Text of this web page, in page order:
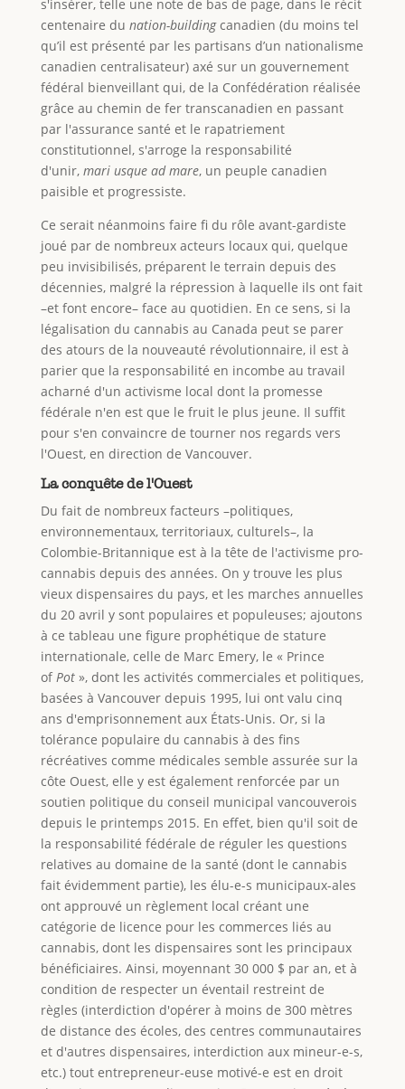
s'insérer, telle une note de bas de page, dans le récit
centenaire du nation-buildingcanadien (du moins tel
qu’il est présenté par les partisans d’un nationalisme
canadien centralisateur) axé sur un gouvernement
fédéral bienveillant qui, de la Confédération réalisée
grâce au chemin de fer transcanadien en passant
par l'assurance santé et le rapatriement
constitutionnel, s'arroge la responsabilité
d'unir, mari usque ad mare, un peuple canadien
paisible et progressiste.
Ce serait néanmoins faire fi du rôle avant-gardiste
joué par de nombreux acteurs locaux qui, quelque
peu invisibilisés, préparent le terrain depuis des
décennies, malgré la répression à laquelle ils ont fait
–et font encore– face au quotidien. En ce sens, si la
légalisation du cannabis au Canada peut se parer
des atours de la nouveauté révolutionnaire, il est à
parier que la responsabilité en incombe au travail
acharné d'un activisme local dont la promesse
fédérale n'en est que le fruit le plus jeune. Il suffit
pour s'en convaincre de tourner nos regards vers
l'Ouest, en direction de Vancouver.
La conquête de l'Ouest
Du fait de nombreux facteurs –politiques,
environnementaux, territoriaux, culturels–, la
Colombie-Britannique est à la tête de l'activisme pro-
cannabis depuis des années. On y trouve les plus
vieux dispensaires du pays, et les marches annuelles
du 20 avril y sont populaires et populeuses; ajoutons
à ce tableau une figure prophétique de stature
internationale, celle de Marc Emery, le « Prince
ofPot», dont les activités commerciales et politiques,
basées à Vancouver depuis 1995, lui ont valu cinq
ans d'emprisonnement aux États-Unis. Or, si la
tolérance populaire du cannabis à des fins
récréatives comme médicales semble assurée sur la
côte Ouest, elle y est également renforcée par un
soutien politique du conseil municipal vancouverois
depuis le printemps 2015. En effet, bien qu'il soit de
la responsabilité fédérale de réguler les questions
relatives au domaine de la santé (dont le cannabis
fait évidemment partie), les élu-e-s municipaux-ales
ont approuvé un règlement local créant une
catégorie de licence pour les commerces liés au
cannabis, dont les dispensaires sont les principaux
bénéficiaires. Ainsi, moyennant 30 000 $ par an, et à
condition de respecter un éventail restreint de
règles (interdiction d'opérer à moins de 300 mètres
de distance des écoles, des centres communautaires
et d'autres dispensaires, interdiction aux mineur-e-s,
etc.) tout entrepreneur-euse motivé-e est en droit